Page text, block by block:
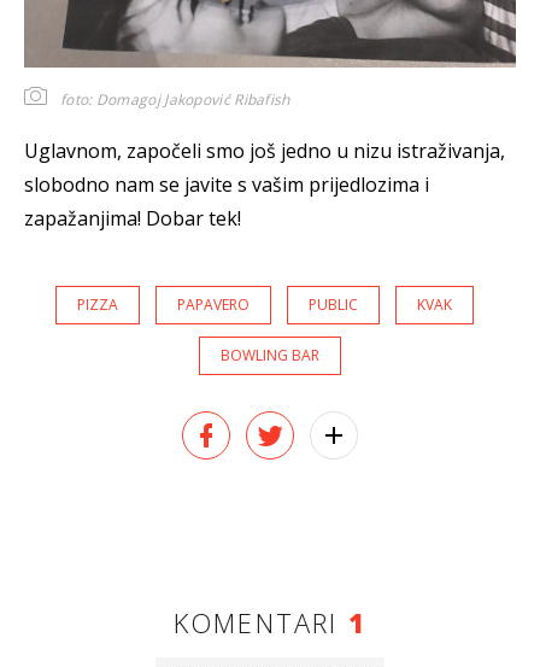
foto: Domagoj Jakopović Ribafish
Uglavnom, započeli smo još jedno u nizu istraživanja,
slobodno nam se javite s vašim prijedlozima i
zapažanjima! Dobar tek!
PIZZA PAPAVERO PUBLIC KVAK
BOWLING BAR
KOMENTARI 1